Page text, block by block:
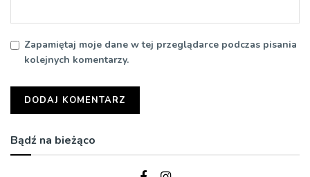
Zapamiętaj moje dane w tej przeglądarce podczas pisania
kolejnych komentarzy.
Bądź na bieżąco